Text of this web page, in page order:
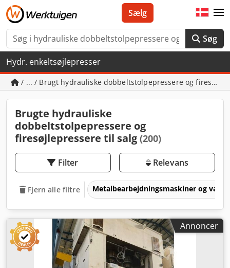
Søg
Sælg
Hydr. enkeltsøjlepresser
/ ... / Brugt hydrauliske dobbeltstolpepressere og
Brugte hydrauliske
dobbeltstolpepressere og
firesøjlepressere til salg (200)
Filter Relevans
Fjern alle filtre Metalbearbejdningsmaskiner og
Annoncer